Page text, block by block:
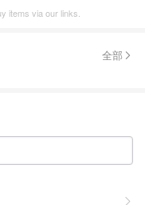
items via our links.
全部